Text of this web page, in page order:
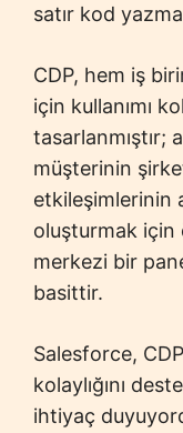
satır kod
CDP, hem iş
için kullanımı
tasarlanmıştır;
müşterinin
etkileşimlerinin
oluşturmak için
merkezi bir
basittir.
Salesforce,
kolaylığını
ihtiyaç